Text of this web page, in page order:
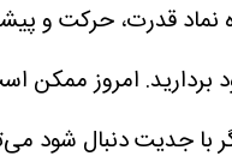
نماد قدرت، حرکت و
بردارید. امروز
جدیت دنبال شود